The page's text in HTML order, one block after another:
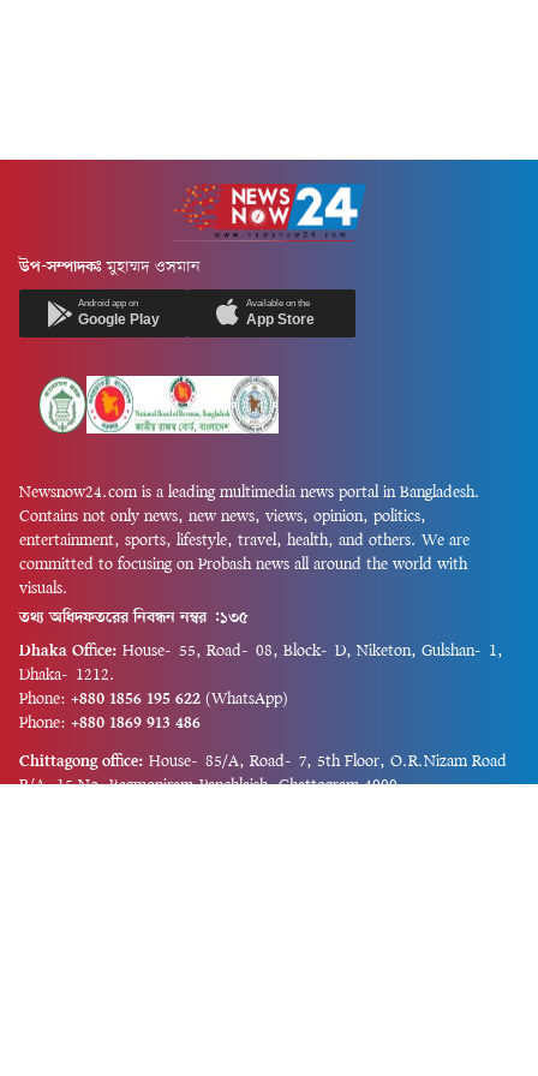
উপ-সম্পাদকঃ মুহাম্মদ ওসমান
Android app on
Google Play
Available on the
App Store
Newsnow24.com is a leading multimedia news portal in Bangladesh.
Contains not only news, new news, views, opinion, politics,
entertainment, sports, lifestyle, travel, health, and others. We are
committed to focusing on Probash news all around the world with
visuals.
তথ্য অধিদফতরের নিবন্ধন নম্বর :১৩৫
Dhaka Office: House-55, Road-08, Block-D, Niketon, Gulshan-1,
Dhaka-1212.
Phone: +880 1856 195 622 (WhatsApp)
Phone: +880 1869 913 486
Chittagong office: House-85/A, Road-7, 5th Floor, O.R.Nizam Road
R/A, 15 No. Bagmoniram,Panchlaish, Chattogram 4000.